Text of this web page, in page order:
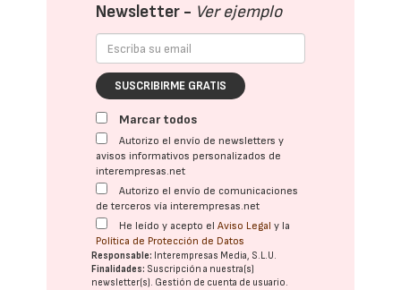
Newsletter - Ver ejemplo
SUSCRIBIRME GRATIS
Marcar todos
Autorizo el envío de newsletters y
avisos informativos personalizados de
interempresas.net
Autorizo el envío de comunicaciones
de terceros vía interempresas.net
He leído y acepto elAviso Legal y la
Política de Protección de Datos
Responsable: Interempresas Media, S.L.U.
Finalidades: Suscripción a nuestra(s)
newsletter(s). Gestión de cuenta de usuario.